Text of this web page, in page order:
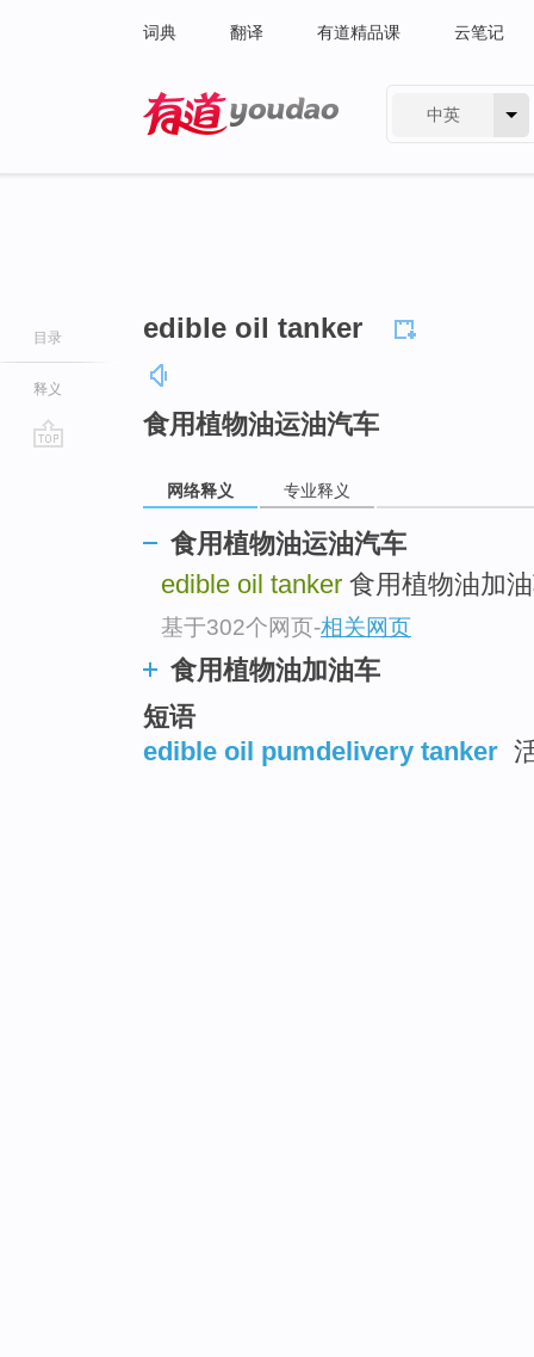
词典 翻译 有道精品课 云笔记
中英
目录
释义
edible oil tanker
食用植物油运油汽车
网络释义 专业释义
食用植物油运油汽车
edible oil tanker 食用植物油加
基于302个网页-相关网页
食用植物油加油车
短语
edible oil pumdelivery tanker